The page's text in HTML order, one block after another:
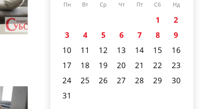
Пн Вт Ср Чт Пт Сб Нд
1
2
3
4 5 6 7 8
9
10
11 12 13 14 15
16
17
18 19 20 21 22
23
24
25 26 27 28 29
30
31